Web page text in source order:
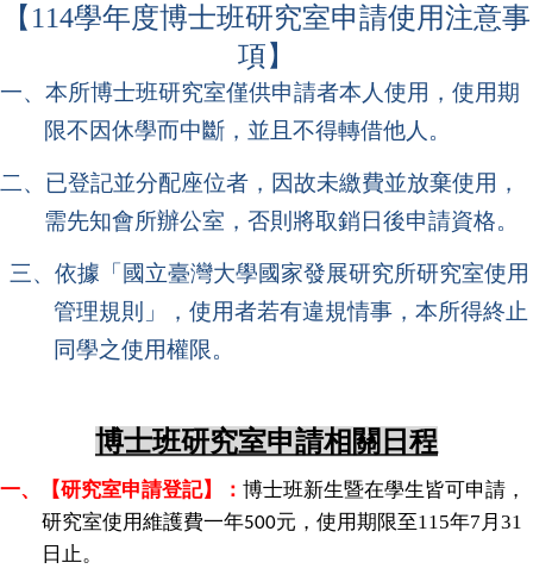
簡
介
本
員
職
專
【114學年度博士班研究室申請使用注意事
項】
一、本所博士班研究室僅供申請者本人使用，使用期
限不因休學而中斷，並且不得轉借他人。
二、已登記並分配座位者，因故未繳費並放棄使用，
需先知會所辦公室，否則將取銷日後申請資格。
三、依據「國立臺灣大學國家發展研究所研究室使用
管理規則」，使用者若有違規情事，本所得終止
同學之使用權限。
博士班研究室申請相關日程
一、【研究室申請登記】： 博士班新生暨在學生皆可申請，
研究室使用維護費一年500元， 使用期限至115年7月31
日止。